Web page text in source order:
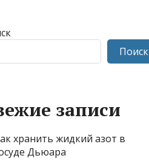
Поиск
записи
хранить жидкий азот в
Дьюара